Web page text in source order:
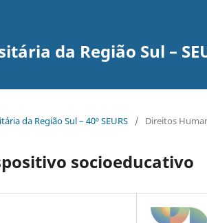
da Região Sul –
da Região Sul – 40º SEURS / Direitos
socioeducativo